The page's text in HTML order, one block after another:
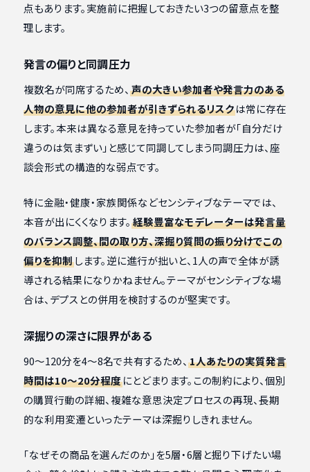
点もあります。実施前に把握しておきたい3つの留意点を整
理します。
発言の偏りと同調圧力
複数名が同席するため、 声の大きい参加者や発言力のある
人物の意見に他の参加者が引きずられるリスクは常に存在
します。本来は異なる意見を持っていた参加者が「自分だけ
違うのは気まずい」と感じて同調してしまう同調圧力は、座
談会形式の構造的な弱点です。
特に金融・健康・家族関係などセンシティブなテーマでは、
本音が出にくくなります。 経験豊富なモデレーターは発言量
のバランス調整、間の取り方、深掘り質問の振り分けでこの
偏りを抑制します。逆に進行が拙いと、1人の声で全体が誘
導される結果になりかねません。テーマがセンシティブな場
合は、デプスとの併用を検討するのが堅実です。
深掘りの深さに限界がある
90〜120分を4〜8名で共有するため、 1人あたりの実質発言
時間は10〜20分程度にとどまります。この制約により、個別
の購買行動の詳細、複雑な意思決定プロセスの再現、長期
的な利用変遷といったテーマは深掘りしきれません。
「なぜその商品を選んだのか」を5層・6層と掘り下げたい場